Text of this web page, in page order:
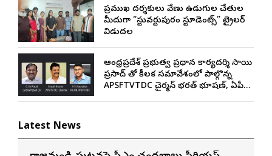
ప్రముఖ దర్శకులు వేణు ఉడుగుల చేతుల
మీదుగా “స్టువర్టుపురం స్టూడెంట్స్” ట్రైలర్
విడుదల
ఆంధ్రప్రదేశ్ ప్రభుత్వ ప్రధాన కార్యదర్శి సాయి
ప్రసాద్ తో కీలక సమావేశంలో పాల్గొన్న
APSFTVTDC చైర్మన్ భరత్ భూషణ్, ఏపీ
Latest News